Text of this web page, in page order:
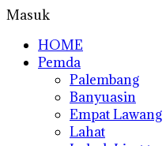
Masuk
HOME
Pemda
Palembang
Banyuasin
Empat Lawang
Lahat